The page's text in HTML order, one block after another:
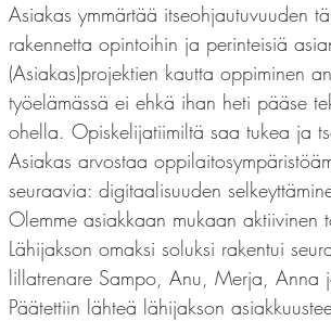
Asiakas ymmärtää itseohjautuvuuden
rakennetta opintoihin ja perinteisiä
(Asiakas)projektien kautta oppiminen
työelämässä ei ehkä ihan heti pääse
ohella. Opiskelijatiimiltä saa tukea ja
Asiakas arvostaa
seuraavia: digitaalisuuden
Olemme asiakkaan mukaan
Lähijakson omaksi soluksi rakentui
lillatrenare Sampo, Anu, Merja, Anna
Päätettiin lähteä lähijakson